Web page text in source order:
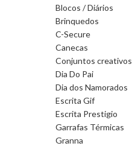
Blocos / Diários
Brinquedos
C-Secure
Canecas
Conjuntos creativos
Dia Do Pai
Dia dos Namorados
Escrita Gif
Escrita Prestigio
Garrafas Térmicas
Granna